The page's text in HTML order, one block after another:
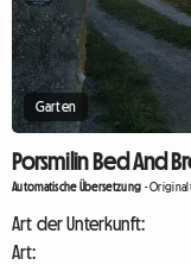
Garten
Porsmilin Bed And
Automatische Übersetzung -
Art der Unterkunft:
Art: